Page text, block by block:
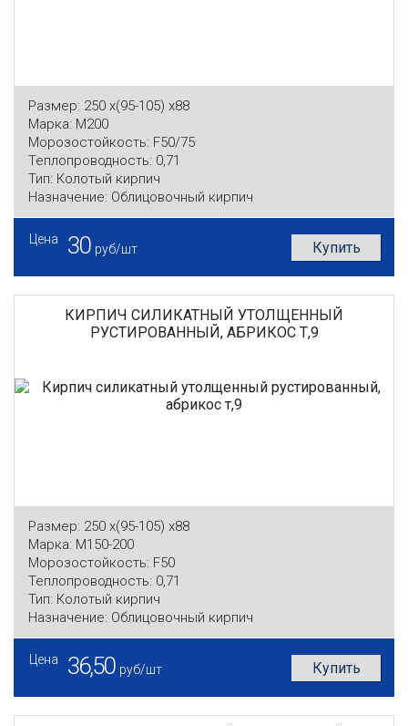
Размер: 250 x(95-105) x88
Марка: М200
Морозостойкость: F50/75
Теплопроводность: 0,71
Тип: Колотый кирпич
Назначение: Облицовочный кирпич
Цена 30 руб/шт Купить
КИРПИЧ СИЛИКАТНЫЙ УТОЛЩЕННЫЙ
РУСТИРОВАННЫЙ, АБРИКОС Т,9
Размер: 250 x(95-105) x88
Марка: М150-200
Морозостойкость: F50
Теплопроводность: 0,71
Тип: Колотый кирпич
Назначение: Облицовочный кирпич
Цена 36,50 руб/шт Купить